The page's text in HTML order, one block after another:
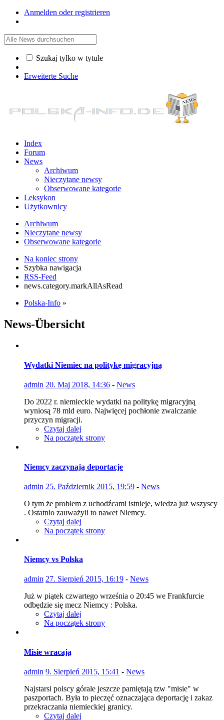
Anmelden oder registrieren
Szukaj tylko w tytule
Erweiterte Suche
Index
Forum
News
Archiwum
Nieczytane newsy
Obserwowane kategorie
Leksykon
Użytkownicy
Archiwum
Nieczytane newsy
Obserwowane kategorie
Na koniec strony
Szybka nawigacja
RSS-Feed
news.category.markAllAsRead
Polska-Info »
News-Übersicht
Wydatki Niemiec na politykę migracyjną
admin 20. Maj 2018, 14:36 - News
Do 2022 r. niemieckie wydatki na politykę migracyjną
wyniosą 78 mld euro. Najwięcej pochłonie zwalczanie
przyczyn migracji.
Czytaj dalej
Na początek strony
Niemcy zaczynają deportacje
admin 25. Październik 2015, 19:59 - News
O tym że problem z uchodźcami istnieje, wiedza już wszyscy
. Ostatnio zauważyli to nawet Niemcy.
Czytaj dalej
Na początek strony
Niemcy vs Polska
admin 27. Sierpień 2015, 16:19 - News
Już w piątek czwartego września o 20:45 we Frankfurcie
odbędzie się mecz Niemcy : Polska.
Czytaj dalej
Na początek strony
Misie wracają
admin 9. Sierpień 2015, 15:41 - News
Najstarsi polscy górale jeszcze pamiętają tzw "misie" w
paszportach. Była to pieczęć oznaczająca deportację i zakaz
przekraczania niemieckiej granicy.
Czytaj dalej